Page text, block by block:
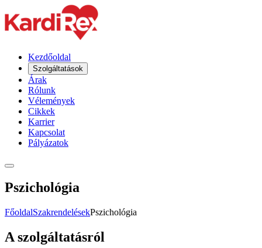
Kezdőoldal
Szolgáltatások
Árak
Rólunk
Vélemények
Cikkek
Karrier
Kapcsolat
Pályázatok
Pszichológia
FőoldalSzakrendelésekPszichológia
A szolgáltatásról